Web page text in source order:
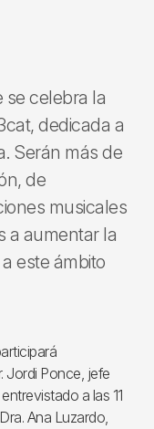
se celebra la
dedicada a
Serán más de
de
musicales
a aumentar la
este ámbito
Jordi Ponce, jefe
a las 11
Ana Luzardo,